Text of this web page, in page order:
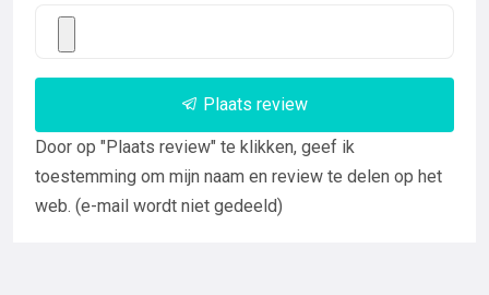
Plaats review
Door op "Plaats review" te klikken, geef ik
toestemming om mijn naam en review te delen op het
web. (e-mail wordt niet gedeeld)